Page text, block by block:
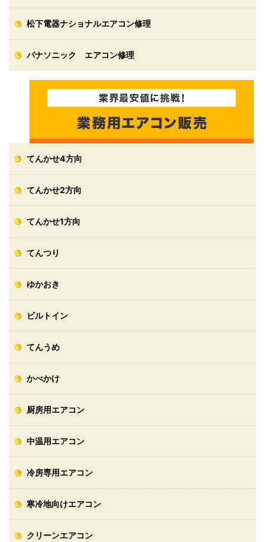
松下電器ナショナルエアコン修理
パナソニック エアコン修理
てんかせ4方向
てんかせ2方向
てんかせ1方向
てんつり
ゆかおき
ビルトイン
てんうめ
かべかけ
厨房用エアコン
中温用エアコン
冷房専用エアコン
寒冷地向けエアコン
クリーンエアコン